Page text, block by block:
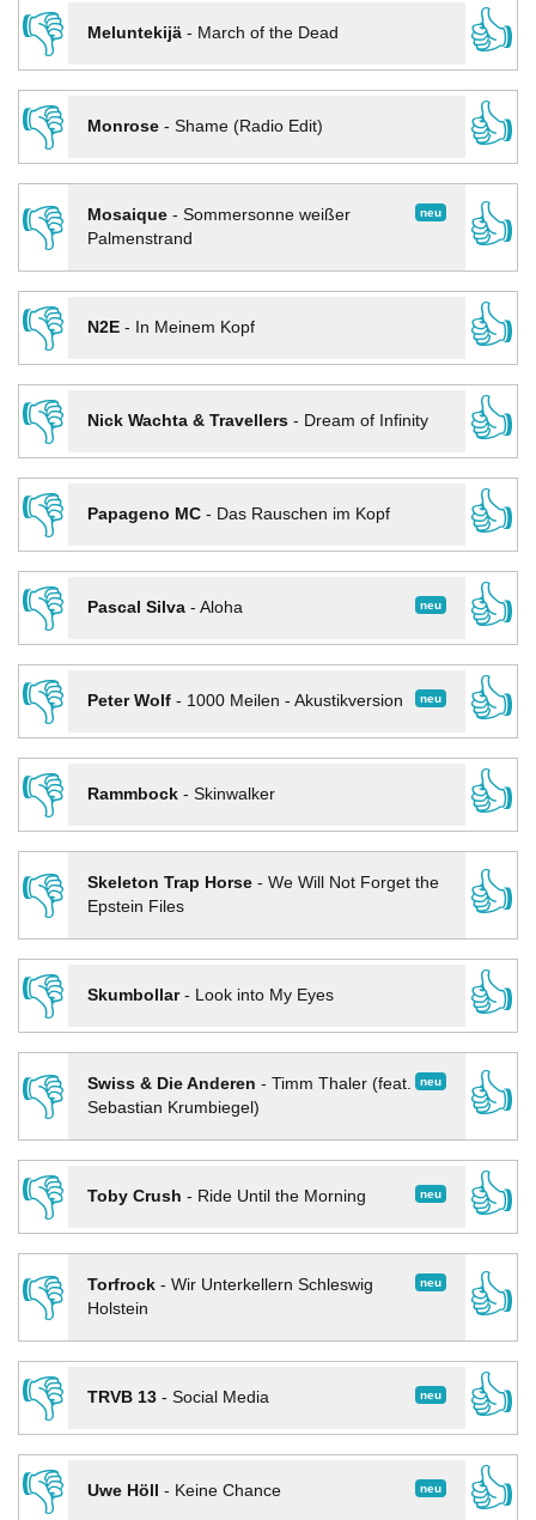
👎
Meluntekijä- March of the Dead
👍
👎
Monrose- Shame (Radio Edit)
👍
👎
neu
Mosaique- Sommersonne weißer
Palmenstrand
👍
👎
N2E- In Meinem Kopf
👍
👎
Nick Wachta & Travellers- Dream of Infinity
👍
👎
Papageno MC- Das Rauschen im Kopf
👍
👎
neu
Pascal Silva- Aloha
👍
👎
neu
Peter Wolf- 1000 Meilen - Akustikversion
👍
👎
Rammbock- Skinwalker
👍
👎
Skeleton Trap Horse- We Will Not Forget the
Epstein Files
👍
👎
Skumbollar- Look into My Eyes
👍
👎
neu
Swiss & Die Anderen - Timm Thaler (feat.
Sebastian Krumbiegel)
👍
👎
neu
Toby Crush - Ride Until the Morning
👍
👎
neu
Torfrock- Wir Unterkellern Schleswig
Holstein
👍
👎
neu
TRVB 13- Social Media
👍
👎
neu
Uwe Höll - Keine Chance
👍